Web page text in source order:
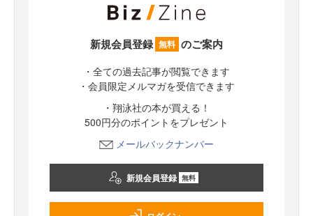
新規会員登録 無料 のご案内
・全ての過去記事が閲覧できます
・会員限定メルマガを受信できます
・翔泳社の本が買える！
500円分のポイントをプレゼント
メールバックナンバー
新規会員登録 無料